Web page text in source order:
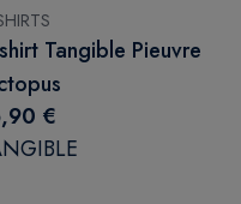
Tangible Pieuvre
€